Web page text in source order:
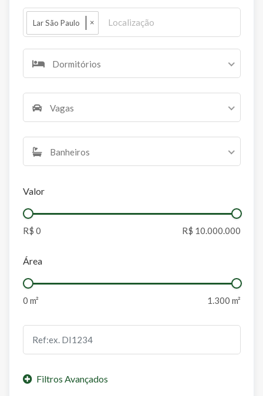
Lar São Paulo ×
Dormitórios
Vagas
Banheiros
Valor
Área